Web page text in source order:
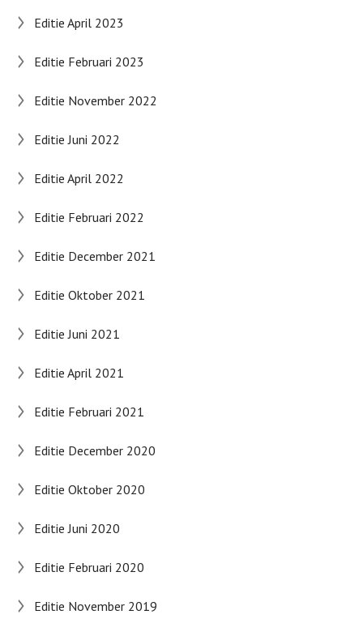
Editie April 2023
Editie Februari 2023
Editie November 2022
Editie Juni 2022
Editie April 2022
Editie Februari 2022
Editie December 2021
Editie Oktober 2021
Editie Juni 2021
Editie April 2021
Editie Februari 2021
Editie December 2020
Editie Oktober 2020
Editie Juni 2020
Editie Februari 2020
Editie November 2019